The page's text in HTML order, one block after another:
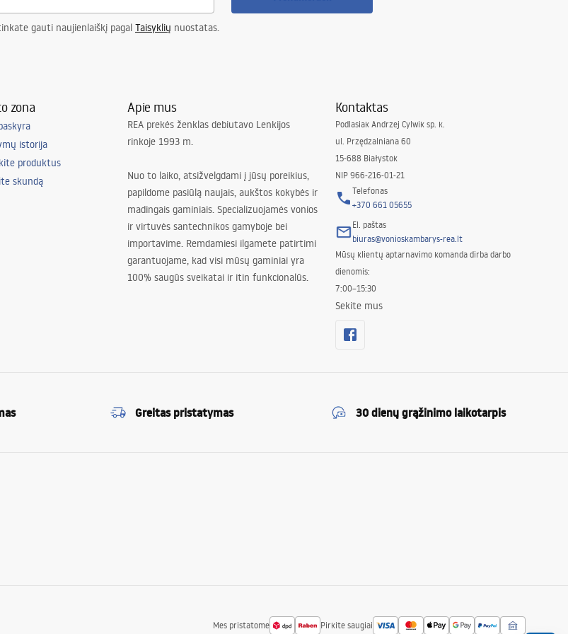
gauti naujienlaiškį pagal Taisyklių nuostatas.
zona
istorija
produktus
skundą
Apie mus
REA prekės ženklas debiutavo Lenkijos
rinkoje 1993 m.
Nuo to laiko, atsižvelgdami į jūsų poreikius,
papildome pasiūlą naujais, aukštos kokybės ir
madingais gaminiais. Specializuojamės vonios
ir virtuvės santechnikos gamyboje bei
importavime. Remdamiesi ilgamete patirtimi
garantuojame, kad visi mūsų gaminiai yra
100% saugūs sveikatai ir itin funkcionalūs.
Kontaktas
Podlasiak Andrzej Cylwik sp. k.
ul. Przędzalniana 60
15-688 Białystok
NIP 966-216-01-21
Telefonas
+370 661 05655
El. paštas
biuras@vonioskambarys-rea.lt
Mūsų klientų aptarnavimo komanda dirba darbo
dienomis:
7:00–15:30
Sekite mus
Greitas pristatymas 30 dienų grąžinimo laikotarpis
Mes pristatome Pirkite saugiai